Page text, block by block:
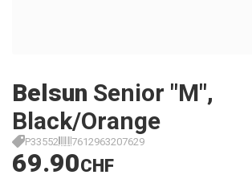
Belsun Senior "M",
Black/Orange
P33552 7612963207629
69.90CHF